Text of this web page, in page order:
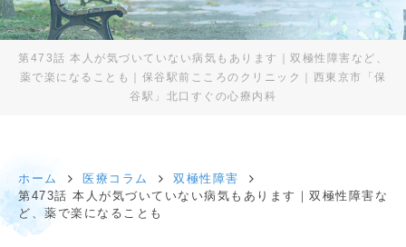
第473話 本人が気づいていない病気もあります｜双極性障害など、
薬で楽になることも｜保谷駅前こころのクリニック｜西東京市「保
谷駅」北口すぐの心療内科
ホーム 医療コラム
双極性障害
第473話 本人が気づいていない病気もあります｜双極性障害な
ど、薬で楽になることも